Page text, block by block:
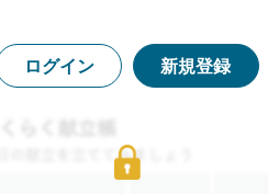
ログイン 新規登録